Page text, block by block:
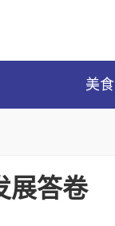
美食
展答卷